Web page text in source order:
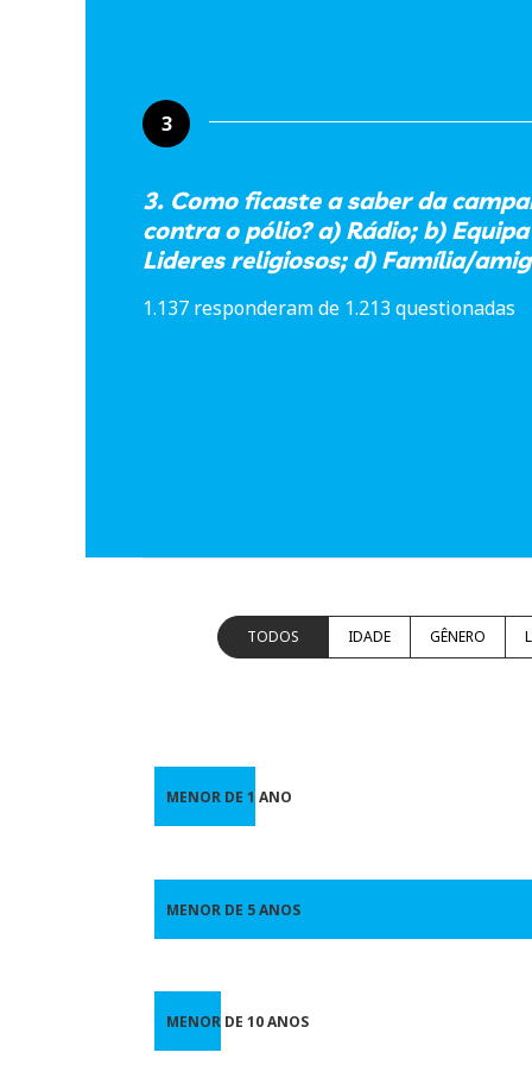
3
3. Como ficaste a saber da
contra o pólio? a) Rádio; b)
Lideres religiosos; d) Família/
1.137 responderam de 1.213 questionadas
TODOS IDADE GÊNERO
MENOR DE 1 ANO
MENOR DE 5 ANOS
MENOR DE 10 ANOS